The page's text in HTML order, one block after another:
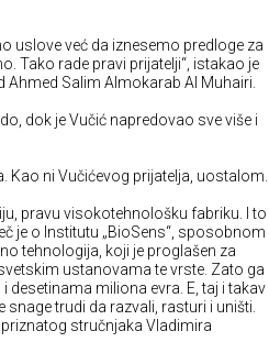
uslove već da iznesemo predloge za
Tako rade pravi prijatelji“, istakao je
Ahmed Salim Almokarab Al Muhairi.
dok je Vučić napredovao sve više i
Kao ni Vučićevog prijatelja, uostalom.
pravu visokotehnološku fabriku. I to
je o Institutu „BioSens“, sposobnom
tehnologija, koji je proglašen za
ustanovama te vrste. Zato ga
desetinama miliona evra. E, taj i takav
snage trudi da razvali, rasturi i uništi.
stručnjaka Vladimira